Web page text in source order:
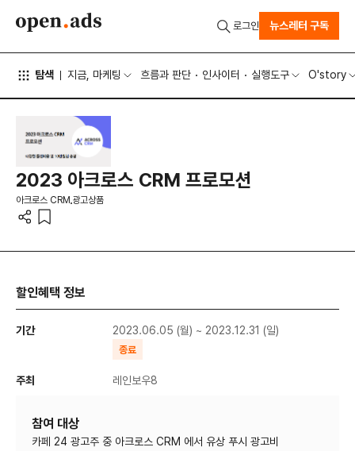
탐색 지금, 마케팅 흐름과 판단 인사이터 실행도구 O'story
로그인 뉴스레터 구독
2023 아크로스 CRM 프로모션
아크로스 CRM 광고상품
할인혜택 정보
기간 2023.06.05 (월) ~ 2023.12.31 (일)
종료
주최 레인보우8
참여 대상
카페 24 광고주 중 아크로스 CRM 에서 유상 푸시 광고비